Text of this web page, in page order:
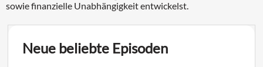
sowie finanzielle Unabhängigkeit entwickelst.
Neue beliebte Episoden